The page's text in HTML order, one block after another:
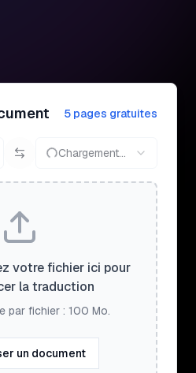
5 pages gratuites
Chargement...
votre fichier ici pour
la traduction
par fichier : 100 Mo.
un document